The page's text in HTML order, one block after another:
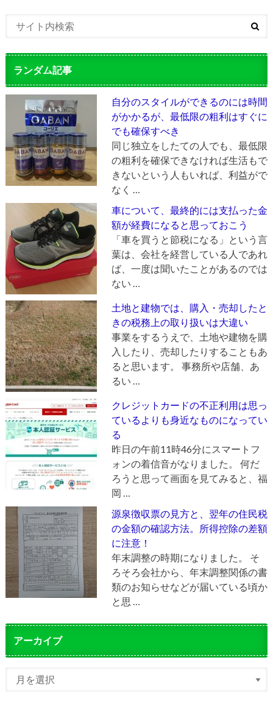
ランダム記事
自分のスタイルができるのには時間
がかかるが、最低限の粗利はすぐに
でも確保すべき
同じ独立をしたての人でも、最低限
の粗利を確保できなければ生活もで
きないという人もいれば、利益がで
なく …
車について、最終的には支払った金
額が経費になると思っておこう
「車を買うと節税になる」という言
葉は、会社を経営している人であれ
ば、一度は聞いたことがあるのでは
ない …
土地と建物では、購入・売却したと
きの税務上の取り扱いは大違い
事業をするうえで、土地や建物を購
入したり、売却したりすることもあ
ると思います。 事務所や店舗、あ
るい …
クレジットカードの不正利用は思っ
ているよりも身近なものになってい
る
昨日の午前11時46分にスマートフ
ォンの着信音がなりました。 何だ
ろうと思って画面を見てみると、福
岡 …
源泉徴収票の見方と、翌年の住民税
の金額の確認方法。所得控除の差額
に注意！
年末調整の時期になりました。 そ
ろそろ会社から、年末調整関係の書
類のお知らせなどが届いている頃か
と思 …
アーカイブ